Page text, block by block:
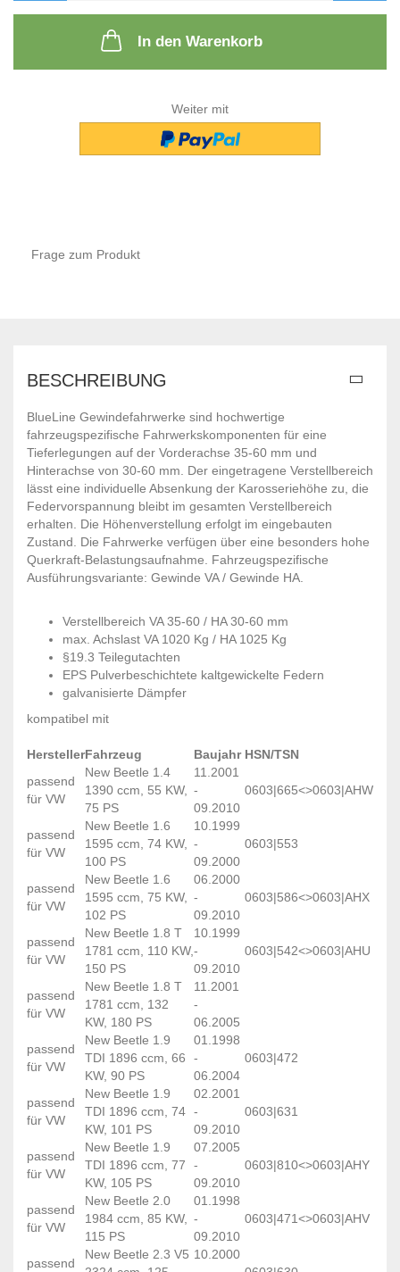
In den Warenkorb
Weiter mit
Frage zum Produkt
BESCHREIBUNG
BlueLine Gewindefahrwerke sind hochwertige
fahrzeugspezifische Fahrwerkskomponenten für eine
Tieferlegungen auf der Vorderachse 35-60 mm und
Hinterachse von 30-60 mm. Der eingetragene Verstellbereich
lässt eine individuelle Absenkung der Karosseriehöhe zu, die
Federvorspannung bleibt im gesamten Verstellbereich
erhalten. Die Höhenverstellung erfolgt im eingebauten
Zustand. Die Fahrwerke verfügen über eine besonders hohe
Querkraft-Belastungsaufnahme. Fahrzeugspezifische
Ausführungsvariante: Gewinde VA / Gewinde HA.
Verstellbereich VA 35-60 / HA 30-60 mm
max. Achslast VA 1020 Kg / HA 1025 Kg
§19.3 Teilegutachten
EPS Pulverbeschichtete kaltgewickelte Federn
galvanisierte Dämpfer
kompatibel mit
HerstellerFahrzeug Baujahr HSN/TSN
passend
für VW
New Beetle 1.4
1390 ccm, 55 KW,
75 PS
11.2001
-
09.2010
0603|665<>0603|AHW
passend
für VW
New Beetle 1.6
1595 ccm, 74 KW,
100 PS
10.1999
-
09.2000
0603|553
passend
für VW
New Beetle 1.6
1595 ccm, 75 KW,
102 PS
06.2000
-
09.2010
0603|586<>0603|AHX
passend
für VW
New Beetle 1.8 T
1781 ccm, 110 KW,
150 PS
10.1999
-
09.2010
0603|542<>0603|AHU
passend
für VW
New Beetle 1.8 T
1781 ccm, 132
KW, 180 PS
11.2001
-
06.2005
passend
für VW
New Beetle 1.9
TDI 1896 ccm, 66
KW, 90 PS
01.1998
-
06.2004
0603|472
passend
für VW
New Beetle 1.9
TDI 1896 ccm, 74
KW, 101 PS
02.2001
-
09.2010
0603|631
passend
für VW
New Beetle 1.9
TDI 1896 ccm, 77
KW, 105 PS
07.2005
-
09.2010
0603|810<>0603|AHY
passend
für VW
New Beetle 2.0
1984 ccm, 85 KW,
115 PS
01.1998
-
09.2010
0603|471<>0603|AHV
passend
New Beetle 2.3 V5 10.2000